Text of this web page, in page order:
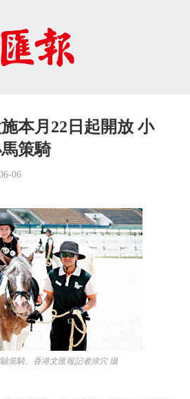
本月22日起開放 小
策騎
06
策騎。香港文匯報記者涂穴 攝